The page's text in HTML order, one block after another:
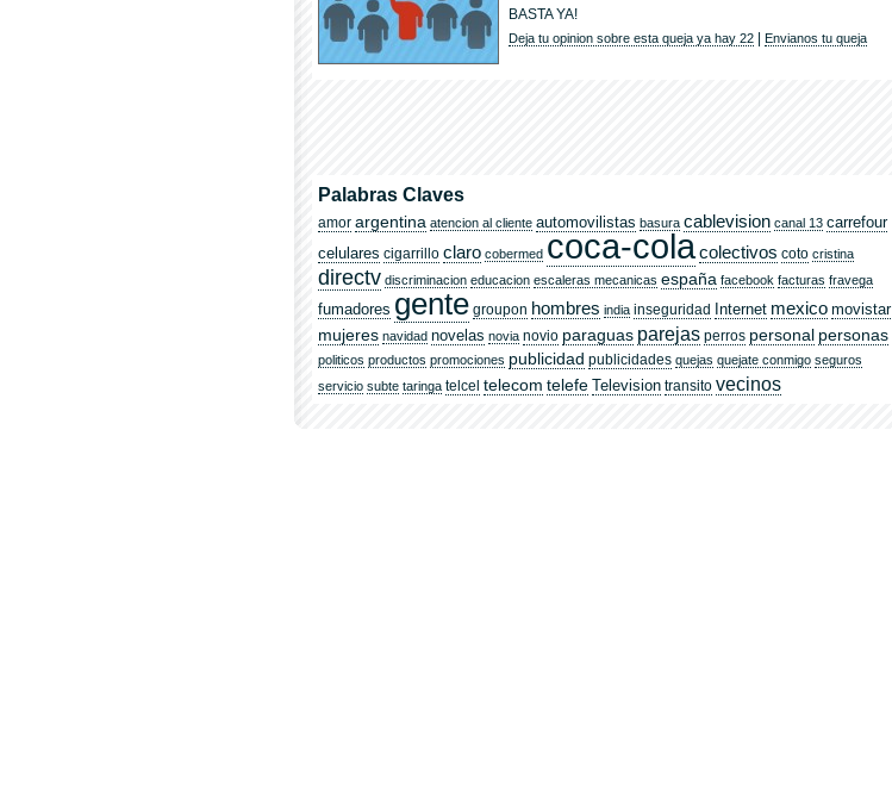
BASTA YA!
Deja tu opinion sobre esta queja ya hay 22 Envianos tu queja
Palabras Claves
amor argentina atencion al cliente automovilistas basura cablevision canal 13 carrefour
celulares cigarrillo claro cobermed coca-colacolectivos coto cristina
directv discriminacion educacion escaleras mecanicas españa facebook facturas fravega
fumadores gente groupon hombres india inseguridad Internet mexico movistar
mujeres navidad novelas novia novio paraguas parejas perros personal personas
politicos productos promociones publicidad publicidades quejas quejate conmigo seguros
servicio subte taringa telcel telecom telefe Television transito vecinos